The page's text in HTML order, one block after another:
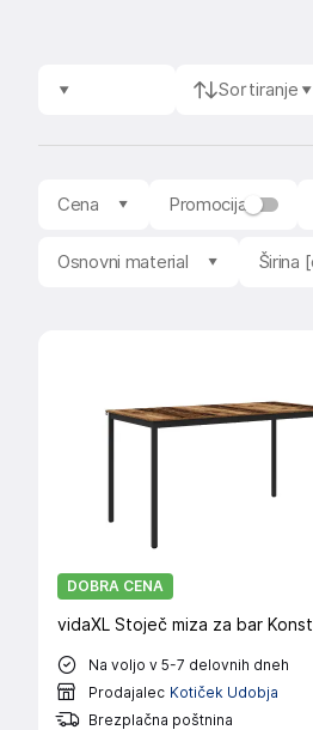
Sortiranje
Cena Promocija
Osnovni material Širina
DOBRA CENA
vidaXL Stoječ miza za bar
Na voljo v 5-7 delovnih dneh
Prodajalec Kotiček Udobja
Brezplačna poštnina